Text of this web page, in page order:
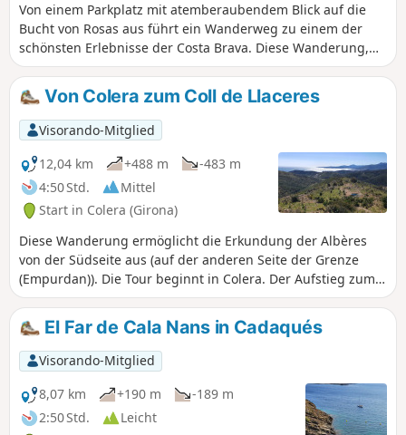
Von einem Parkplatz mit atemberaubendem Blick auf die
Bucht von Rosas aus führt ein Wanderweg zu einem der
schönsten Erlebnisse der Costa Brava. Diese Wanderung,
die ebenso schön ist wie ihr Ziel, führt zu einer
außergewöhnlichen Stätte: dem Benediktinerkloster San
Pere de Rodes. Dieses Meisterwerk der romanischen Kunst,
das sich an den Hang eines Berges schmiegt, erwartet Sie
zu einem unvergesslichen Eintauchen in die Geschichte,
und das alles für nur 6 €. Bereiten Sie sich auf einen
wahren Favoriten vor, wo die Schönheit der mediterranen
Landschaft auf architektonische Größe trifft.
Von Colera zum Coll de Llaceres
Visorando-Mitglied
12,04 km
+488 m
-483 m
4:50 Std.
Mittel
Start in Colera (Girona)
Diese Wanderung ermöglicht die Erkundung der Albères
von der Südseite aus (auf der anderen Seite der Grenze
(Empurdan)). Die Tour beginnt in Colera. Der Aufstieg zum
Coll de Llacéres ist steil und führt durch dichte Vegetation.
Danach öffnet sich der Blick auf das Meer von Port Bou bis
zum Cap de Creus. Diese Wanderung sollte bei großer Hitze
vermieden werden, da die Höhe gering bleibt.
El Far de Cala Nans in Cadaqués
Visorando-Mitglied
8,07 km
+190 m
-189 m
2:50 Std.
Leicht